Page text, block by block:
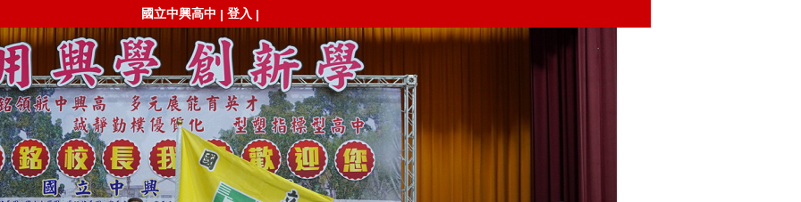
國立中興高中 | 登入 |